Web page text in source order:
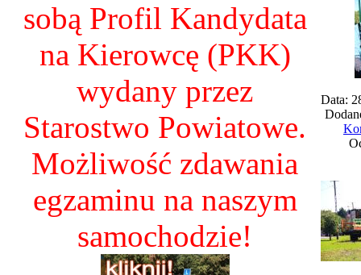
sobą Profil Kandydata
na Kierowcę (PKK)
wydany przez
Starostwo Powiatowe.
Możliwość zdawania
egzaminu na naszym
samochodzie!
Data: